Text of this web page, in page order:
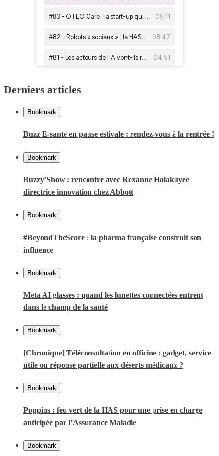
Derniers articles
Bookmark
Buzz E-santé en pause estivale : rendez-vous à la rentrée !
Bookmark
Buzzy’Show : rencontre avec Roxanne Holakuyee
directrice innovation chez Abbott
Bookmark
#BeyondTheScore : la pharma française construit son
influence
Bookmark
Meta AI glasses : quand les lunettes connectées entrent
dans le champ de la santé
Bookmark
[Chronique] Téléconsultation en officine : gadget, service
utile ou réponse partielle aux déserts médicaux ?
Bookmark
Poppins : feu vert de la HAS pour une prise en charge
anticipée par l’Assurance Maladie
Bookmark